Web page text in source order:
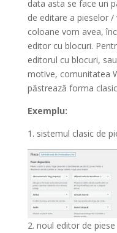
data asta se face un
de editare a pieselor
coloane vom avea,
editor cu blocuri.
editorul cu blocuri,
motive, comunitatea
păstrează forma
Exemplu:
1. sistemul clasic de
2. noul editor de piese